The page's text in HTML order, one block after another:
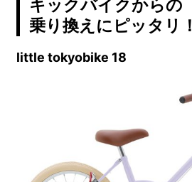
キックバイクからの
乗り換えにピッタリ！
little tokyobike 18